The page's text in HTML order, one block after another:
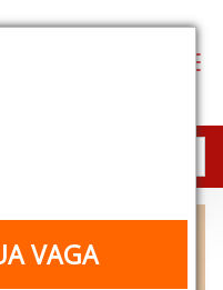
VAGA